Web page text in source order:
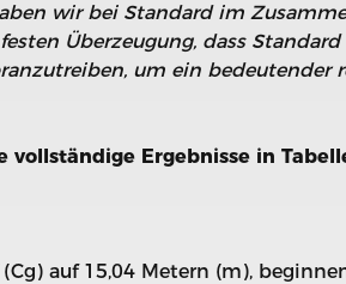
wir bei Standard im
Überzeugung, dass
um ein bedeutender
Ergebnisse in
auf 15,04 Metern (m),